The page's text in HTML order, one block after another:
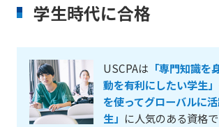
学生時代に合格
USCPAは 「専門知識を
動を有利にしたい学生」
を使ってグローバルに
生」 に人気のある資格で